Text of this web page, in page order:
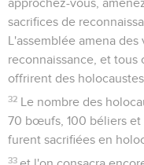
approchez-vous,
sacrifices de
L'assemblée amena
reconnaissance, et
offrirent des holocaustes.
32 Le nombre des
70 bœufs, 100 béliers et
furent sacrifiées en
33